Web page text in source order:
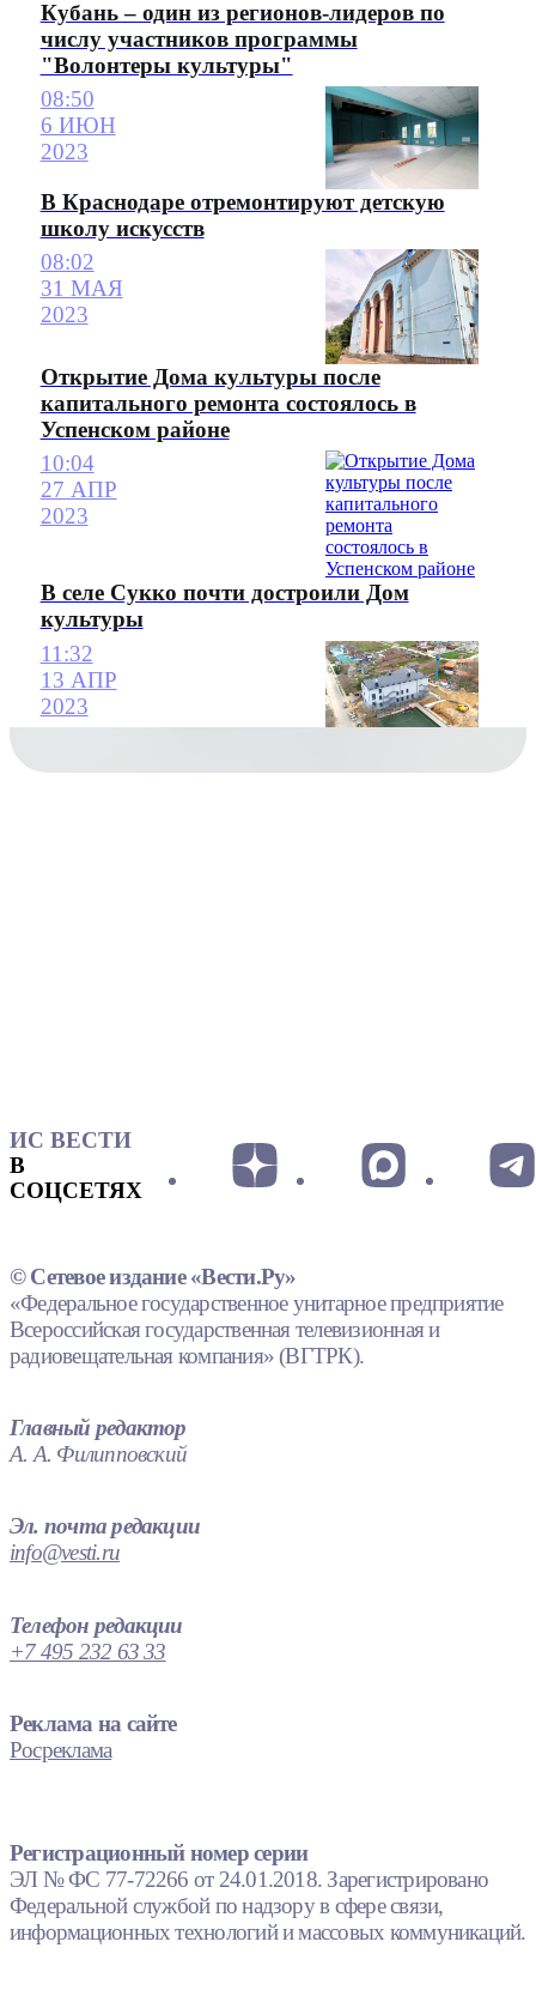
Кубань – один из регионов-лидеров по
числу участников программы
"Волонтеры культуры"
08:50
6 ИЮН
2023
В Краснодаре отремонтируют детскую
школу искусств
08:02
31 МАЯ
2023
Открытие Дома культуры после
капитального ремонта состоялось в
Успенском районе
10:04
27 АПР
2023
В селе Сукко почти достроили Дом
культуры
11:32
13 АПР
2023
ИС ВЕСТИ
В
СОЦСЕТЯХ
© Сетевое издание «Вести.Ру»
«Федеральное государственное унитарное предприятие
Всероссийская государственная телевизионная и
радиовещательная компания» (ВГТРК).
Главный редактор
А. А. Филипповский
Эл. почта редакции
info@vesti.ru
Телефон редакции
+7 495 232 63 33
Реклама на сайте
Росреклама
Регистрационный номер серии
ЭЛ № ФС 77-72266 от 24.01.2018. Зарегистрировано
Федеральной службой по надзору в сфере связи,
информационных технологий и массовых коммуникаций.